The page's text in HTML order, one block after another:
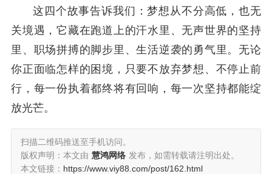
这四个故事告诉我们：梦想从不分高低，也无
关境遇，它藏在跑道上的汗水里、无声世界的坚持
里、职场拼搏的脚步里、生活逆袭的勇气里。无论
你正面临怎样的困境，只要不放弃梦想、不停止前
行，每一份执着都终将有回响，每一次坚持都能绽
放光芒。
扫描二维码推送至手机访问。
版权声明：本文由 慧鸿网络 发布，如需转载请注明出处。
本文链接： https://www.viy88.com/post/162.html